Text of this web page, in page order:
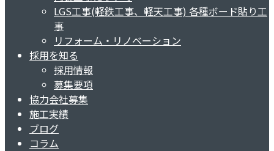
LGS工事(軽鉄工事、軽天工事) 各種ボード貼り工
事
リフォーム・リノベーション
採用を知る
採用情報
募集要項
協力会社募集
施工実績
ブログ
コラム